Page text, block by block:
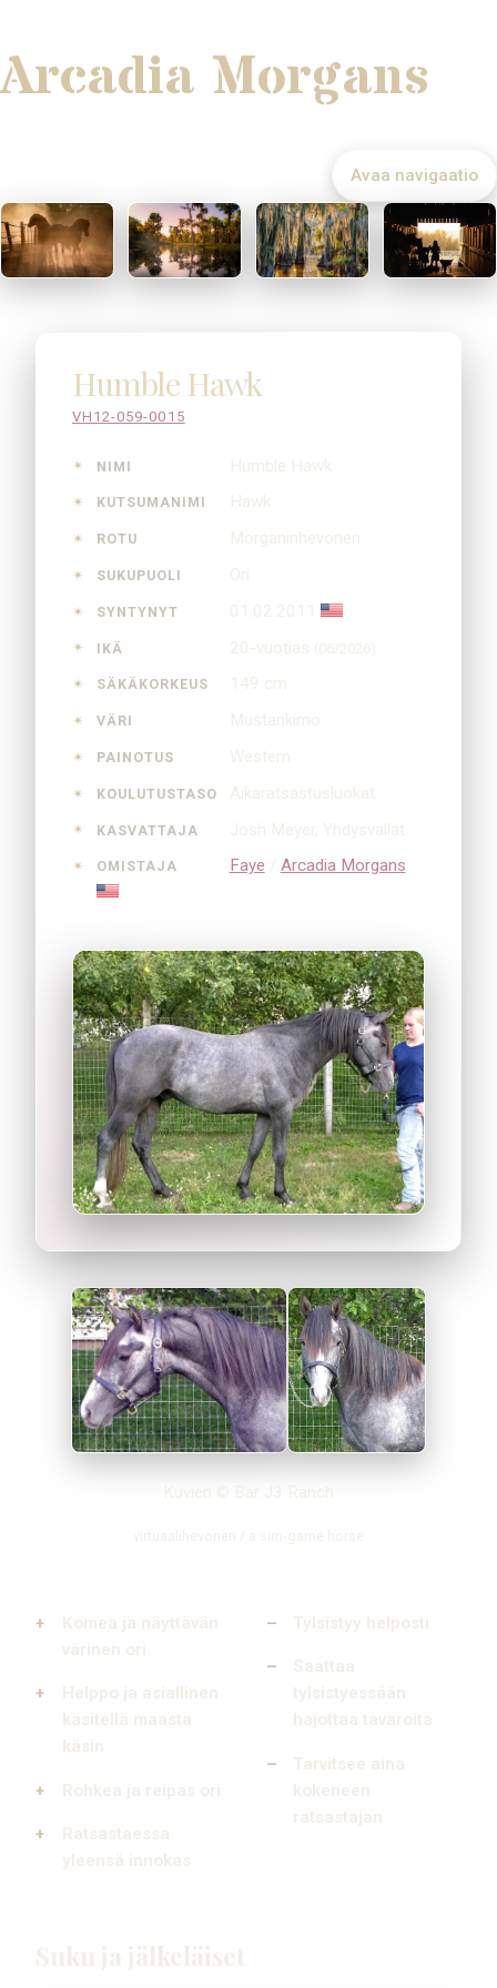
Arcadia Morgans
Avaa navigaatio
Humble Hawk
VH12-059-0015
NIMI Humble Hawk
KUTSUMANIMI Hawk
ROTU Morganinhevonen
SUKUPUOLI Ori
SYNTYNYT 01.02.2011
IKÄ 20-vuotias (06/2026)
SÄKÄKORKEUS 149 cm
VÄRI Mustankimo
PAINOTUS Western
KOULUTUSTASO Aikaratsastusluokat
KASVATTAJA Josh Meyer, Yhdysvallat
OMISTAJA Faye / Arcadia Morgans
virtuaalihevonen / a sim-game horse
Komea ja näyttävän
värinen ori
Helppo ja asiallinen
käsitellä maasta
käsin
Rohkea ja reipas ori
Ratsastaessa
yleensä innokas
Tylsistyy helposti
Saattaa
tylsistyessään
hajottaa tavaroita
Tarvitsee aina
kokeneen
ratsastajan
Suku ja jälkeläiset